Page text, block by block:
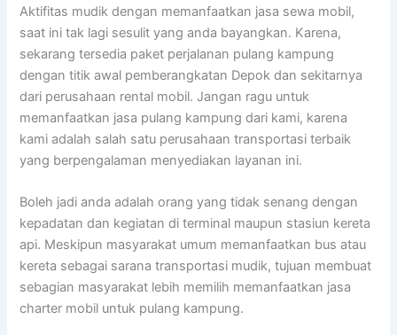
Aktifitas mudik dengan memanfaatkan jasa sewa mobil,
saat ini tak lagi sesulit yang anda bayangkan. Karena,
sekarang tersedia paket perjalanan pulang kampung
dengan titik awal pemberangkatan Depok dan sekitarnya
dari perusahaan rental mobil. Jangan ragu untuk
memanfaatkan jasa pulang kampung dari kami, karena
kami adalah salah satu perusahaan transportasi terbaik
yang berpengalaman menyediakan layanan ini.
Boleh jadi anda adalah orang yang tidak senang dengan
kepadatan dan kegiatan di terminal maupun stasiun kereta
api. Meskipun masyarakat umum memanfaatkan bus atau
kereta sebagai sarana transportasi mudik, tujuan membuat
sebagian masyarakat lebih memilih memanfaatkan jasa
charter mobil untuk pulang kampung.